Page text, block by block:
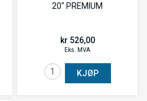
20" PREMIUM
kr 526,00
Eks. MVA
KJØP